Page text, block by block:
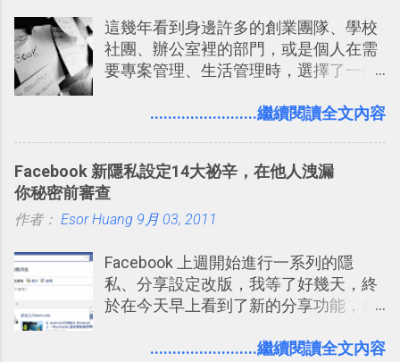
規劃自助旅行路線！ Google 「我的地
圖」在規劃自助旅行路線時可以解決許
多問題： 國外地點名稱地址常常難懂，
稱。 在規劃路線之外，自訂地圖還能補
時帶來好心情，二方面事後就是最好的
旅遊回憶之一。 自訂地圖還能跟朋友共
享合作，讓彼此都能在手機上查看這次
這幾年看到身邊許多的創業團隊、學校
社團、辦公室裡的部門，或是個人在需
要專案管理、生活管理時，選擇了一個
一個什麼樣的管理工具，讓這麼多人都
念」的管理教學文章： 把 Evernote 當
作 Trello！ Kanbanote 筆記看板管理法
Google Drive 變身 Trello ！幫雲端硬碟
著 Trello ，卻還沒有在電腦玩物上寫過
一篇完整的介紹！雖然錯過了幾年前第
一時間推薦 Trello 的時機，但在這段時
澱自己的使用方法，歸納出「 為什麼值
........................繼續閱讀全文內容
Facebook 新隱私設定14大祕辛，在他人洩漏
你秘密前審查
作者： Esor Huang 9月 03, 2011
Facebook 上週開始進行一系列的隱
私、分享設定改版，我等了好幾天，終
於在今天早上看到了新的分享功能，相
用新版的分享功能與隱私設定。 嚴格來
........................繼續閱讀全文內容